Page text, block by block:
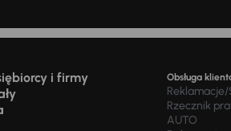
i firmy
Obsługa
Rzecznik
AUTO